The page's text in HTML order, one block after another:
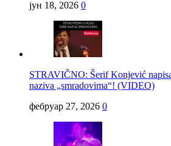
јун 18, 2026 0
STRAVIČNO: Šerif Konjević
naziva „smradovima“! (VIDEO)
фебруар 27, 2026 0